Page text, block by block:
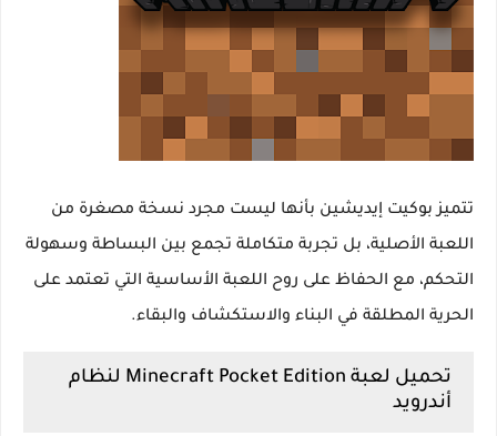
تتميز بوكيت إيديشين بأنها ليست مجرد نسخة مصغرة من
اللعبة الأصلية، بل تجربة متكاملة تجمع بين البساطة وسهولة
التحكم، مع الحفاظ على روح اللعبة الأساسية التي تعتمد على
الحرية المطلقة في البناء والاستكشاف والبقاء.
تحميل لعبة Minecraft Pocket Edition لنظام
أندرويد